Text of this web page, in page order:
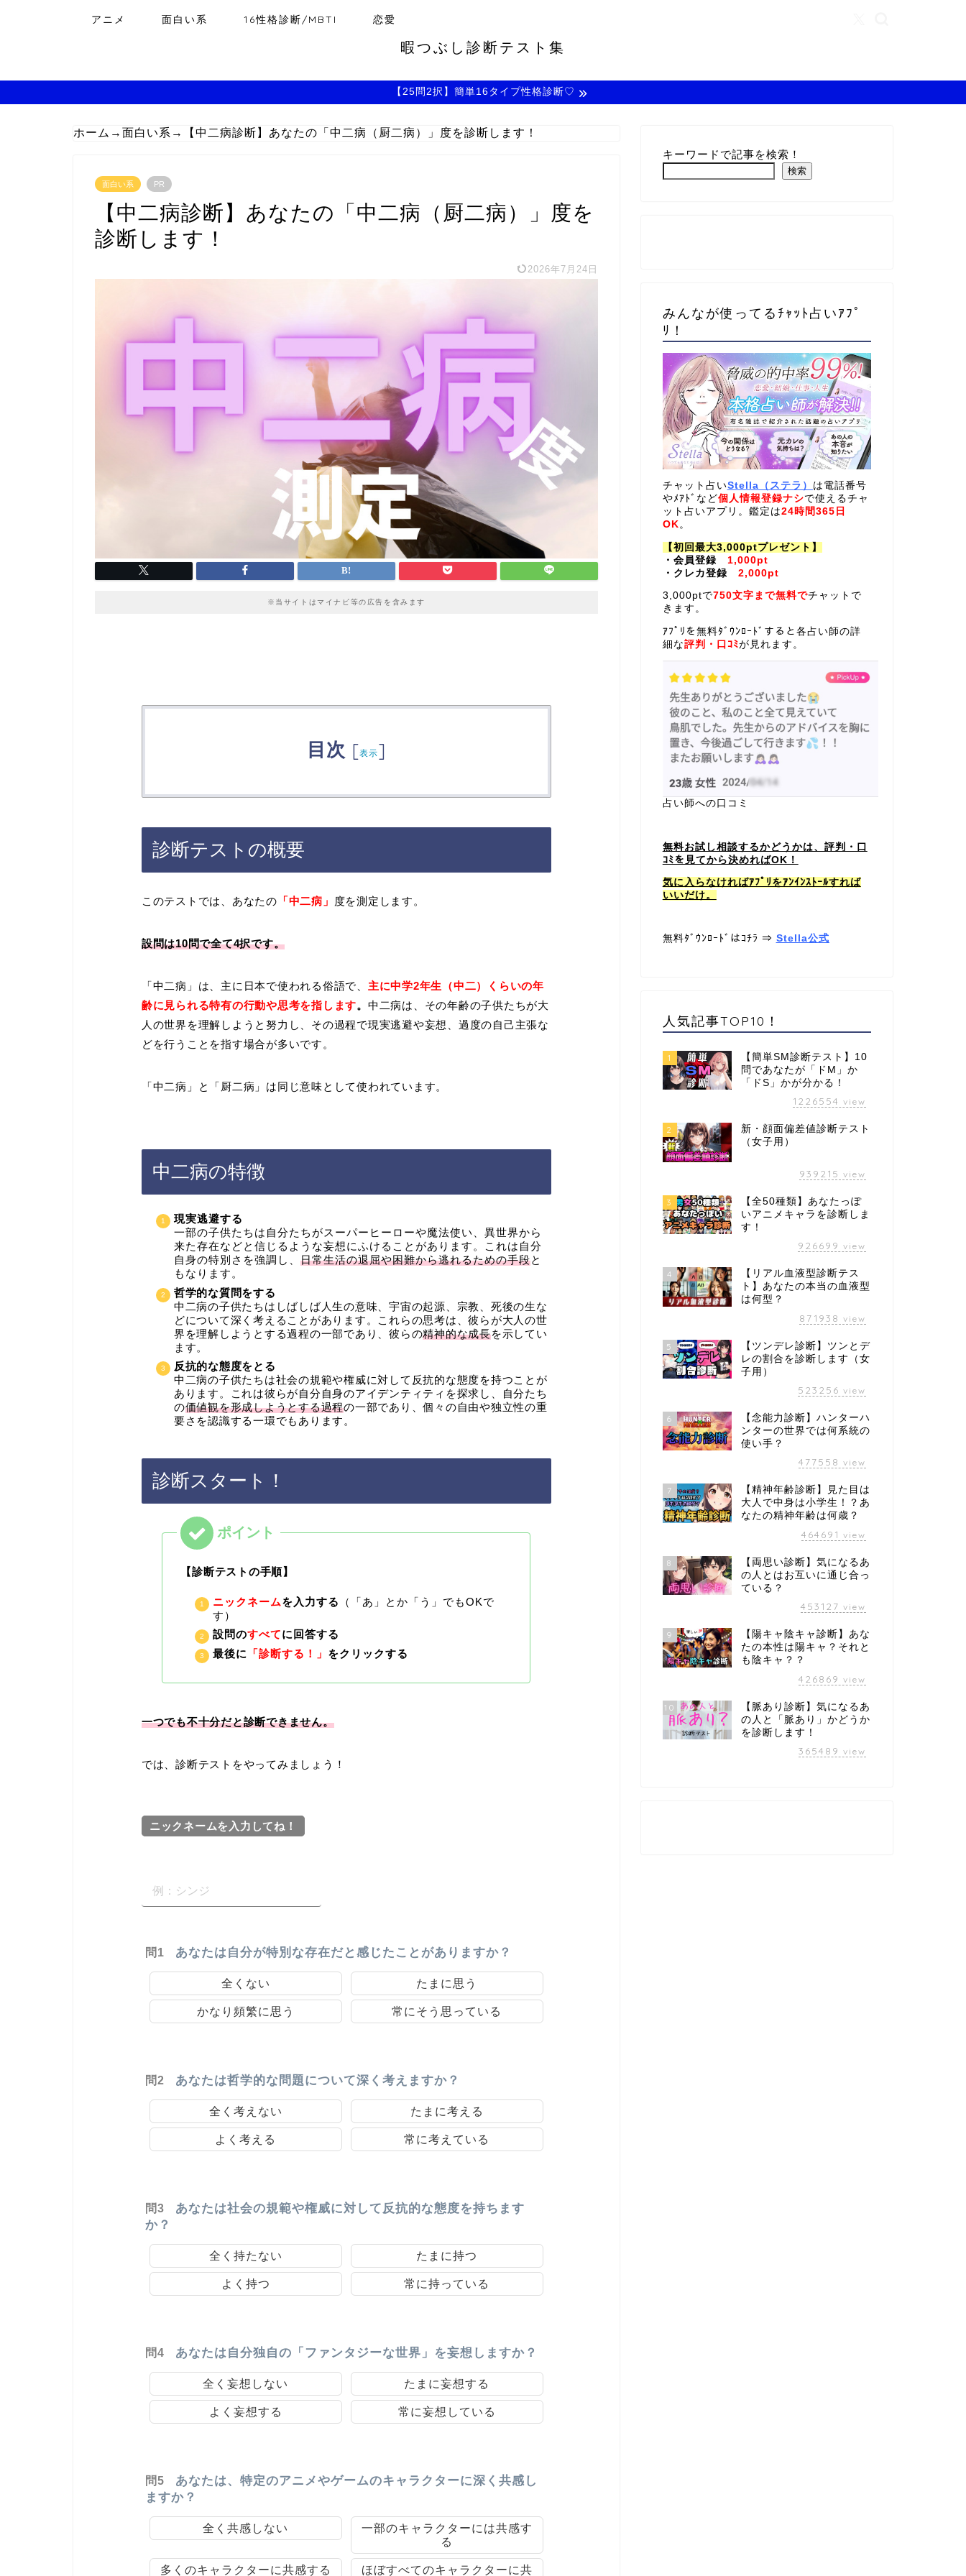
アニメ 面白い系 16性格診断/MBTI 恋愛
暇つぶし診断テスト集
【25問2択】簡単16タイプ性格診断♡
ホーム → 面白い系 → 【中二病診断】あなたの「中二病（厨二病）」度を診断します！
面白い系 PR
【中二病診断】あなたの「中二病（厨二病）」度を
診断します！
2026年7月24日
※当サイトはマイナビ等の広告を含みます
目次 [表示]
診断テストの概要
このテストでは、あなたの 「中二病」 度を測定します。
設問は10問で全て4択です。
「中二病」は、主に日本で使われる俗語で、 主に中学2年生（中二）くらいの年
齢に見られる特有の行動や思考を指します。 中二病は、その年齢の子供たちが大
人の世界を理解しようと努力し、その過程で現実逃避や妄想、過度の自己主張な
どを行うことを指す場合が多いです。
「中二病」と「厨二病」は同じ意味として使われています。
中二病の特徴
現実逃避する
一部の子供たちは自分たちがスーパーヒーローや魔法使い、異世界から
来た存在などと信じるような妄想にふけることがあります。これは自分
自身の特別さを強調し、 日常生活の退屈や困難から逃れるための手段と
もなります。
哲学的な質問をする
中二病の子供たちはしばしば人生の意味、宇宙の起源、宗教、死後の生な
どについて深く考えることがあります。これらの思考は、彼らが大人の世
界を理解しようとする過程の一部であり、彼らの精神的な成長を示してい
ます。
反抗的な態度をとる
中二病の子供たちは社会の規範や権威に対して反抗的な態度を持つことが
あります。これは彼らが自分自身のアイデンティティを探求し、自分たち
の価値観を形成しようとする過程の一部であり、個々の自由や独立性の重
要さを認識する一環でもあります。
診断スタート！
【診断テストの手順】
ニックネームを入力する
（「あ」とか「う」でもOKで
す）
設問のすべてに回答する
最後に
「診断する！」 をクリックする
一つでも不十分だと診断できません。
では、診断テストをやってみましょう！
ニックネームを入力してね！
問1 あなたは自分が特別な存在だと感じたことがありますか？
全くない たまに思う
かなり頻繁に思う 常にそう思っている
問2 あなたは哲学的な問題について深く考えますか？
全く考えない たまに考える
よく考える 常に考えている
問3
あなたは社会の規範や権威に対して反抗的な態度を持ちます
か？
全く持たない たまに持つ
よく持つ 常に持っている
問4 あなたは自分独自の「ファンタジーな世界」を妄想しますか？
全く妄想しない たまに妄想する
よく妄想する 常に妄想している
問5
あなたは、特定のアニメやゲームのキャラクターに深く共感し
ますか？
全く共感しない
一部のキャラクターには共感す
る
多くのキャラクターに共感する ほぼすべてのキャラクターに共
キーワードで記事を検索！
検索
みんなが使ってるﾁｬｯﾄ占いｱﾌﾟ
ﾘ！
チャット占いStella（ステラ） は電話番号
やﾒｱﾄﾞなど個人情報登録ナシで使えるチャ
ット占いアプリ。鑑定は24時間365日
OK 。
【初回最大3,000ptプレゼント】
・会員登録 1,000pt
・クレカ登録 2,000pt
3,000ptで750文字まで無料でチャットで
きます。
ｱﾌﾟﾘを無料ﾀﾞｳﾝﾛｰﾄﾞすると各占い師の詳
細な評判・口ｺﾐが見れます。
占い師への口コミ
無料お試し相談するかどうかは、評判・口
ｺﾐを見てから決めればOK！
気に入らなければｱﾌﾟﾘをｱﾝｲﾝｽﾄｰﾙすれば
いいだけ。
無料ﾀﾞｳﾝﾛｰﾄﾞはｺﾁﾗ ⇒ Stella公式
人気記事TOP10！
1
【簡単SM診断テスト】10
問であなたが「ドM」か
「ドS」かが分かる！
1226554 view
2
新・顔面偏差値診断テスト
（女子用）
939215 view
3
【全50種類】あなたっぽ
いアニメキャラを診断しま
す！
926699 view
4
【リアル血液型診断テス
ト】あなたの本当の血液型
は何型？
871938 view
5
【ツンデレ診断】ツンとデ
レの割合を診断します（女
子用）
523256 view
6
【念能力診断】ハンターハ
ンターの世界では何系統の
使い手？
477558 view
7
【精神年齢診断】見た目は
大人で中身は小学生！？あ
なたの精神年齢は何歳？
464691 view
8
【両思い診断】気になるあ
の人とはお互いに通じ合っ
ている？
453127 view
9
【陽キャ陰キャ診断】あな
たの本性は陽キャ？それと
も陰キャ？？
426869 view
10
【脈あり診断】気になるあ
の人と「脈あり」かどうか
を診断します！
365489 view